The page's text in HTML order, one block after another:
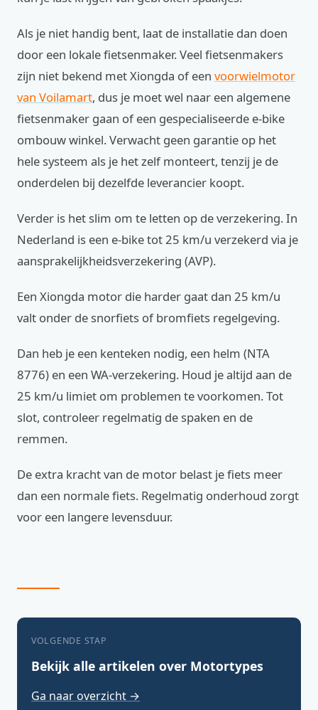
Als je niet handig bent, laat de installatie dan doen
door een lokale fietsenmaker. Veel fietsenmakers
zijn niet bekend met Xiongda of een voorwielmotor
van Voilamart, dus je moet wel naar een algemene
fietsenmaker gaan of een gespecialiseerde e-bike
ombouw winkel. Verwacht geen garantie op het
hele systeem als je het zelf monteert, tenzij je de
onderdelen bij dezelfde leverancier koopt.
Verder is het slim om te letten op de verzekering. In
Nederland is een e-bike tot 25 km/u verzekerd via je
aansprakelijkheidsverzekering (AVP).
Een Xiongda motor die harder gaat dan 25 km/u
valt onder de snorfiets of bromfiets regelgeving.
Dan heb je een kenteken nodig, een helm (NTA
8776) en een WA-verzekering. Houd je altijd aan de
25 km/u limiet om problemen te voorkomen. Tot
slot, controleer regelmatig de spaken en de
remmen.
De extra kracht van de motor belast je fiets meer
dan een normale fiets. Regelmatig onderhoud zorgt
voor een langere levensduur.
VOLGENDE STAP
Bekijk alle artikelen over Motortypes
Ga naar overzicht →